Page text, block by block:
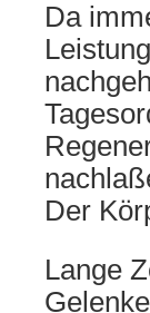
Da
Der
Lange